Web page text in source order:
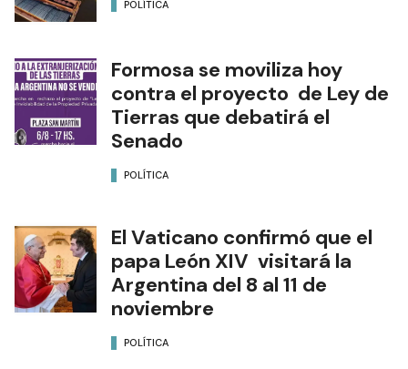
POLÍTICA
Formosa se moviliza hoy
contra el proyecto de Ley de
Tierras que debatirá el
Senado
POLÍTICA
El Vaticano confirmó que el
papa León XIV visitará la
Argentina del 8 al 11 de
noviembre
POLÍTICA